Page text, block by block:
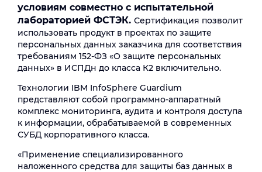
условиям совместно с испытательной
лабораторией ФСТЭК. Сертификация позволит
использовать продукт в проектах по защите
персональных данных заказчика для соответствия
требованиям 152-ФЗ «О защите персональных
данных» в ИСПДн до класса К2 включительно.
Технологии IBM InfoSphere Guardium
представляют собой программно-аппаратный
комплекс мониторинга, аудита и контроля доступа
к информации, обрабатываемой в современных
СУБД корпоративного класса.
«Применение специализированного
наложенного средства для защиты баз данных в